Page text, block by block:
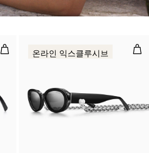
선글라스, 블랙 아세테이트, 그레이
선
온라인 익스클루시브